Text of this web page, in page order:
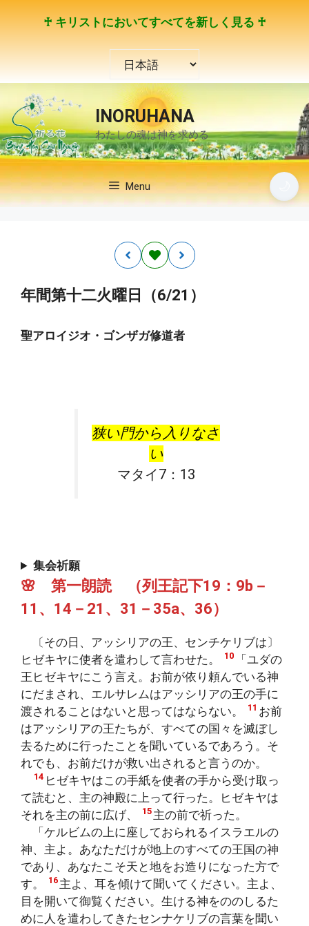
ス
キ
ッ
プ
♰ キリストにおいてすべてを新しく見る ♰
選
択
INORUHANA
わたしの魂は神を求める
Menu
年間第十二火曜日（6/21）
聖アロイジオ・ゴンザガ修道者
狭い門から入りなさ
い
マタイ7：13
集会祈願
🌸 第一朗読 （列王記下19：9b－
11、14－21、31－35a、36）
〔その日、アッシリアの王、センチケリブは〕
ヒゼキヤに使者を遣わして言わせた。
10
「ユダの
王ヒゼキヤにこう言え。お前が依り頼んでいる神
にだまされ、エルサレムはアッシリアの王の手に
渡されることはないと思ってはならない。
11 お前
はアッシリアの王たちが、すべての国々を滅ぼし
去るために行ったことを聞いているであろう。そ
れでも、お前だけが救い出されると言うのか。
14 ヒゼキヤはこの手紙を使者の手から受け取っ
て読むと、主の神殿に上って行った。ヒゼキヤは
それを主の前に広げ、
15 主の前で祈った。
「ケルビムの上に座しておられるイスラエルの
神、主よ。あなただけが地上のすべての王国の神
であり、あなたこそ天と地をお造りになった方で
す。
16 主よ、耳を傾けて聞いてください。主よ、
目を開いて御覧ください。生ける神をののしるた
めに人を遣わしてきたセンナケリブの言葉を聞い